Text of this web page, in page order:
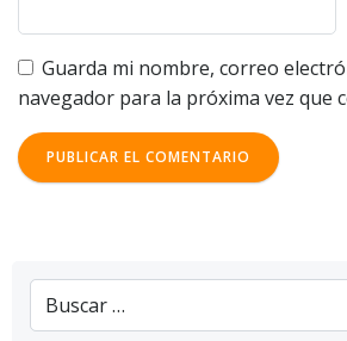
Guarda mi nombre, correo
navegador para la próxima vez que